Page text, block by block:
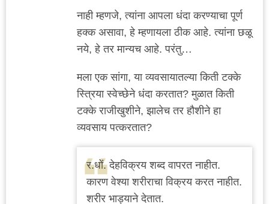
नाही म्हणजे, त्यांना आपला धंदा करण्याचा पूर्ण
हक्क असावा, हे म्हणायला ठीक आहे. त्यांना छळू
नये, हे तर मान्यच आहे. परंतु…
मला एक सांगा, या व्यवसायातल्या किती टक्के
स्त्रिया स्वेच्छेने धंदा करतात? मुळात किती
टक्के राजीखुशीने, झालेच तर हौशीने हा
व्यवसाय पत्करतात?
र.धों. देहविक्रय शब्द वापरत नाहीत.
कारण वेश्या शरीराचा विक्रय करत नाहीत.
शरीर भाड्याने देतात.